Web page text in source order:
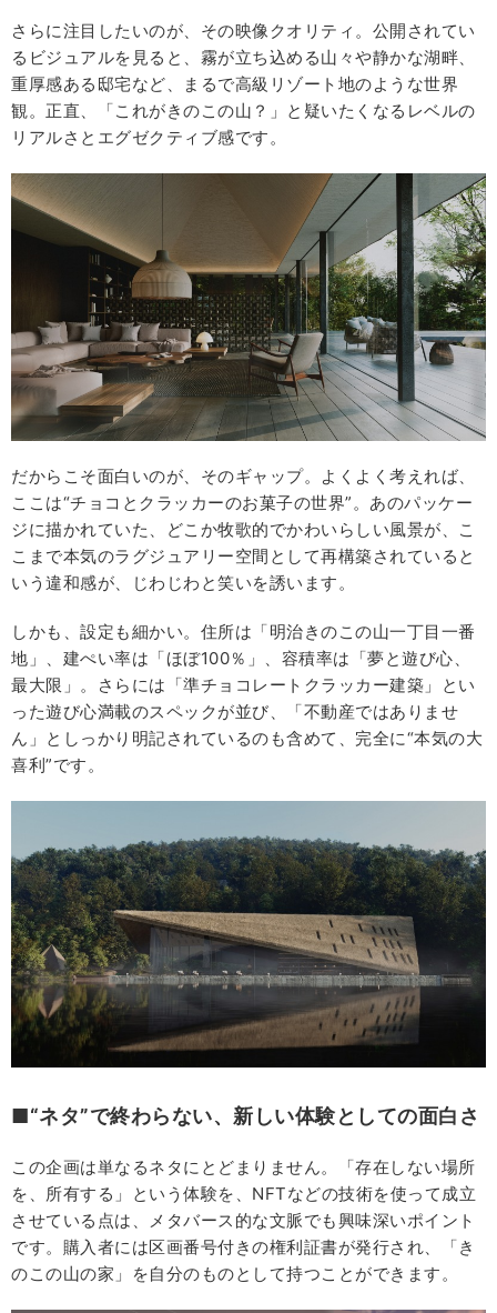
さらに注目したいのが、その映像クオリティ。公開されてい
るビジュアルを見ると、霧が立ち込める山々や静かな湖畔、
重厚感ある邸宅など、まるで高級リゾート地のような世界
観。正直、「これがきのこの山？」と疑いたくなるレベルの
リアルさとエグゼクティブ感です。
だからこそ面白いのが、そのギャップ。よくよく考えれば、
ここは“チョコとクラッカーのお菓子の世界”。あのパッケー
ジに描かれていた、どこか牧歌的でかわいらしい風景が、こ
こまで本気のラグジュアリー空間として再構築されていると
いう違和感が、じわじわと笑いを誘います。
しかも、設定も細かい。住所は「明治きのこの山一丁目一番
地」、建ぺい率は「ほぼ100％」、容積率は「夢と遊び心、
最大限」。さらには「準チョコレートクラッカー建築」とい
った遊び心満載のスペックが並び、「不動産ではありませ
ん」としっかり明記されているのも含めて、完全に“本気の大
喜利”です。
■“ネタ”で終わらない、新しい体験としての面白さ
この企画は単なるネタにとどまりません。「存在しない場所
を、所有する」という体験を、NFTなどの技術を使って成立
させている点は、メタバース的な文脈でも興味深いポイント
です。購入者には区画番号付きの権利証書が発行され、「き
のこの山の家」を自分のものとして持つことができます。